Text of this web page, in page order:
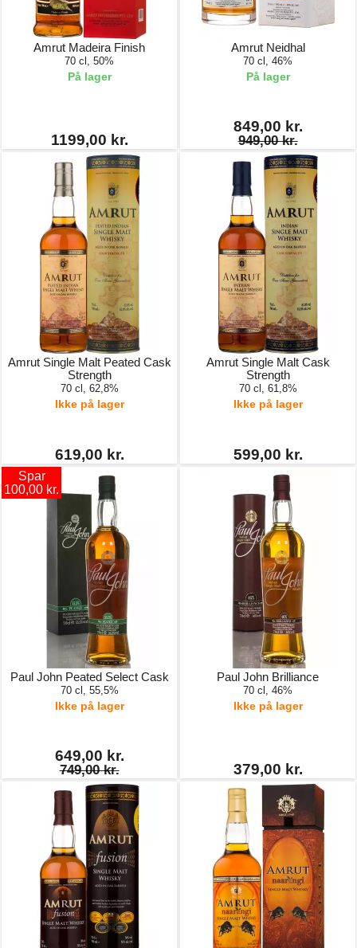
Amrut Madeira Finish
70 cl, 50%
På lager
1199,00 kr.
Amrut Neidhal
70 cl, 46%
På lager
849,00 kr.
949,00 kr.
Amrut Single Malt Peated Cask
Strength
70 cl, 62,8%
Ikke på lager
619,00 kr.
Amrut Single Malt Cask
Strength
70 cl, 61,8%
Ikke på lager
599,00 kr.
Spar
100,00 kr.
Paul John Peated Select Cask
70 cl, 55,5%
Ikke på lager
649,00 kr.
749,00 kr.
Paul John Brilliance
70 cl, 46%
Ikke på lager
379,00 kr.